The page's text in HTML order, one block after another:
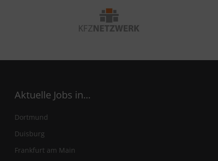
Aktuelle Jobs in...
Dortmund
Duisburg
Frankfurt am Main